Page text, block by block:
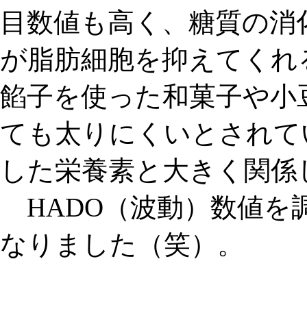
目数値も高く、糖質の
が脂肪細胞を抑えてく
餡子を使った和菓子や
ても太りにくいとされ
した栄養素と大きく関
HADO（波動）数値を
なりました（笑）。